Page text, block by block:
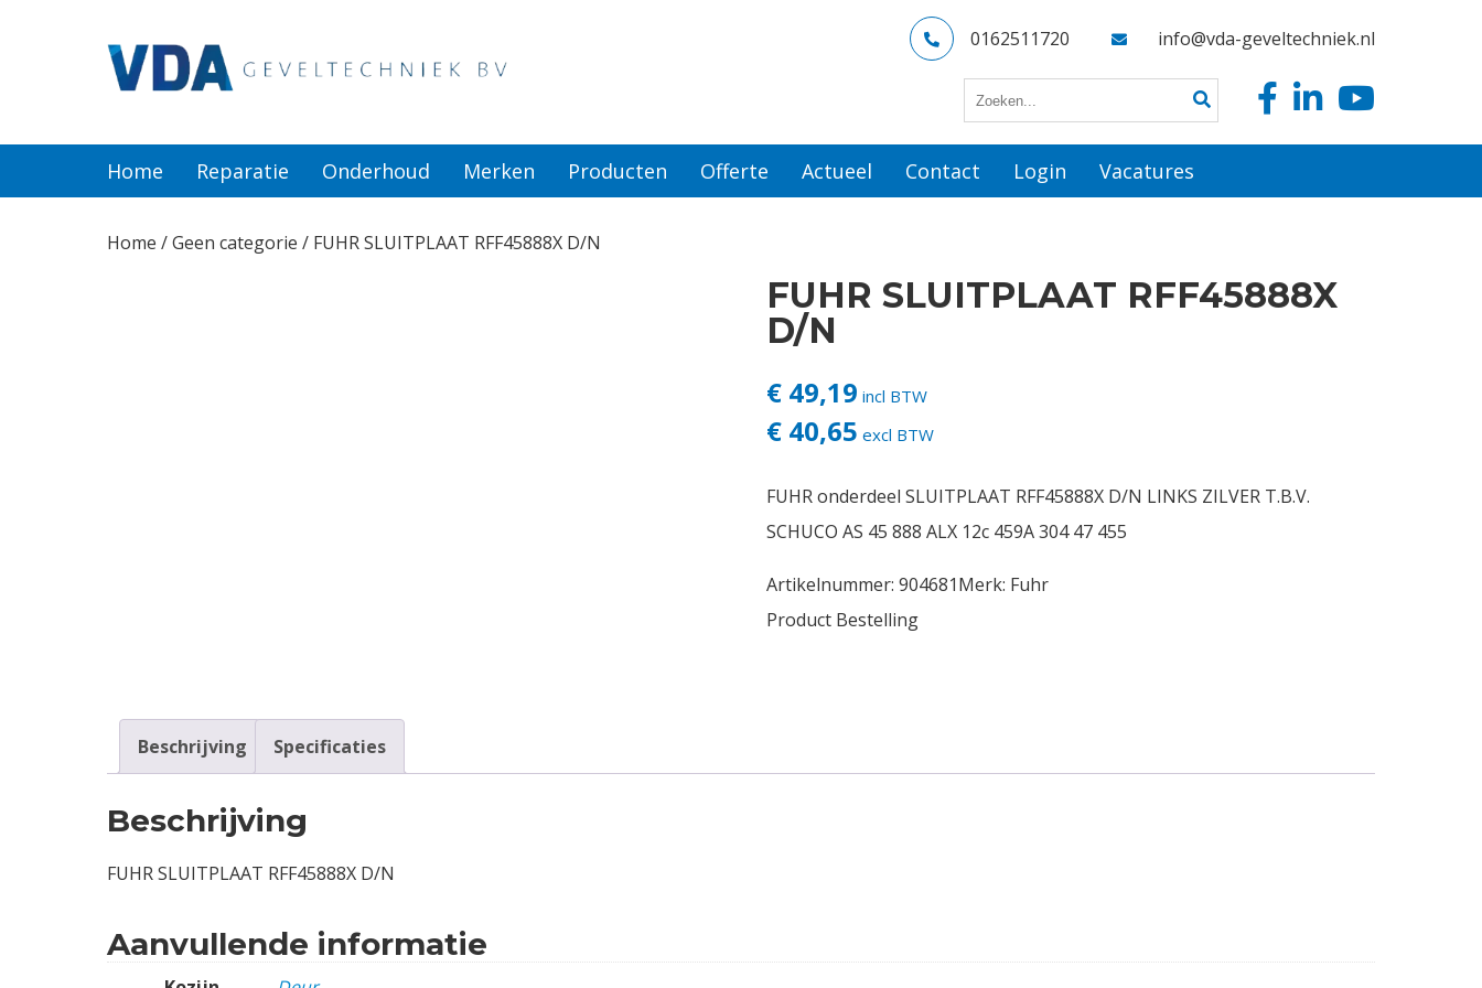
0162511720 info@vda-geveltechniek.nl
Home Reparatie Onderhoud Merken Producten Offerte Actueel Contact Login Vacatures
Home /Geen categorie / FUHR SLUITPLAAT RFF45888X D/N
FUHR SLUITPLAAT RFF45888X
D/N
€ 49,19 incl BTW
€ 40,65 excl BTW
FUHR onderdeel SLUITPLAAT RFF45888X D/N LINKS ZILVER T.B.V.
SCHUCO AS 45 888 ALX 12c 459A 304 47 455
Artikelnummer: 904681Merk: Fuhr
Product Bestelling
Beschrijving Specificaties
Beschrijving
FUHR SLUITPLAAT RFF45888X D/N
Aanvullende informatie